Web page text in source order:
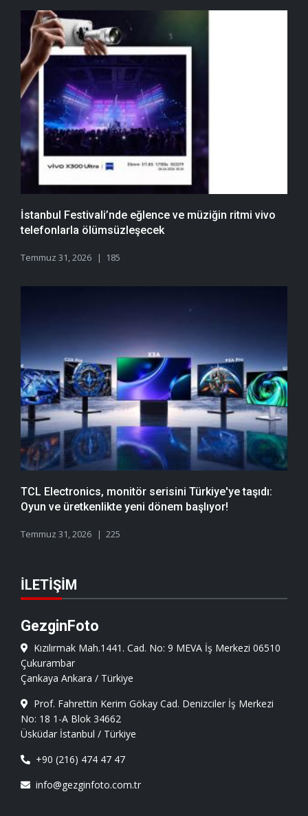
İstanbul Festivali’nde eğlence ve müziğin ritmi vivo
telefonlarla ölümsüzleşecek
Temmuz 31, 2026 185
TCL Electronics, monitör serisini Türkiye'ye taşıdı:
Oyun ve üretkenlikte yeni dönem başlıyor!
Temmuz 31, 2026 225
İLETIŞIM
GezginFoto
Kızılırmak Mah.1441. Cad. No: 9 MEVA İş Merkezi 06510
Çukurambar
Çankaya Ankara / Türkiye
Prof. Fahrettin Kerim Gökay Cad. Denizciler İş Merkezi
No: 18 1-A Blok 34662
Üsküdar İstanbul / Türkiye
+90 (216) 474 47 47
info@gezginfoto.com.tr